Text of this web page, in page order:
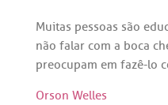
Muitas pessoas são
não falar com a boca
preocupam em fazê-lo
Orson Welles